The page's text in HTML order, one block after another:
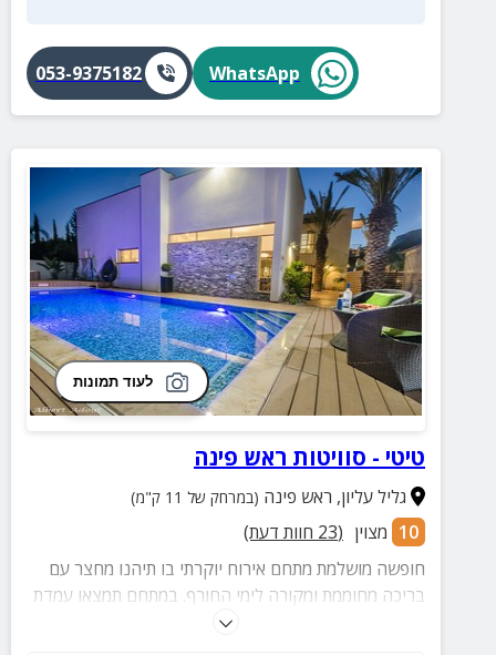
WhatsApp
053-9375182
לעוד תמונות
טיטי - סוויטות ראש פינה
גליל עליון, ראש פינה (במרחק של 11 ק"מ)
10 מצוין (
23 חוות דעת)
חופשה מושלמת מתחם אירוח יוקרתי בו תיהנו מחצר עם
בריכה מחוממת ומקורה לימי החורף. במתחם תמצאו עמדת
מנגל גדולה, ג'קוזי ספא זרמים. כל הסוויטות מעוצבות,